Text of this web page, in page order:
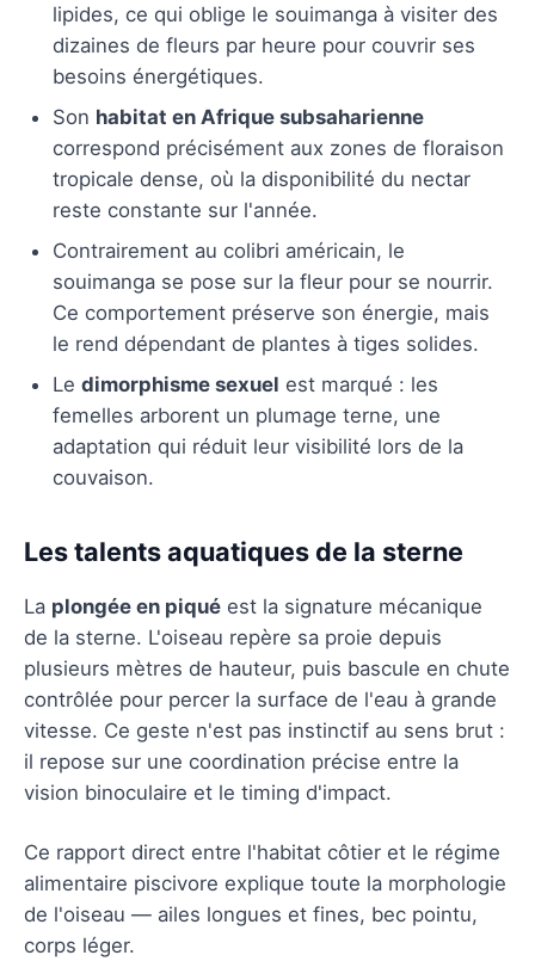
lipides, ce qui oblige le souimanga à visiter des
dizaines de fleurs par heure pour couvrir ses
besoins énergétiques.
Son habitat en Afrique subsaharienne
correspond précisément aux zones de floraison
tropicale dense, où la disponibilité du nectar
reste constante sur l'année.
Contrairement au colibri américain, le
souimanga se pose sur la fleur pour se nourrir.
Ce comportement préserve son énergie, mais
le rend dépendant de plantes à tiges solides.
Le dimorphisme sexuel est marqué : les
femelles arborent un plumage terne, une
adaptation qui réduit leur visibilité lors de la
couvaison.
Les talents aquatiques de la sterne
La plongée en piqué est la signature mécanique
de la sterne. L'oiseau repère sa proie depuis
plusieurs mètres de hauteur, puis bascule en chute
contrôlée pour percer la surface de l'eau à grande
vitesse. Ce geste n'est pas instinctif au sens brut :
il repose sur une coordination précise entre la
vision binoculaire et le timing d'impact.
Ce rapport direct entre l'habitat côtier et le régime
alimentaire piscivore explique toute la morphologie
de l'oiseau — ailes longues et fines, bec pointu,
corps léger.